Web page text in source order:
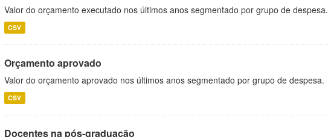
Valor do orçamento executado nos últimos anos segmentado por grupo de despesa.
CSV
Orçamento aprovado
Valor do orçamento aprovado nos últimos anos segmentado por grupo de despesa.
CSV
Docentes na pós-graduação